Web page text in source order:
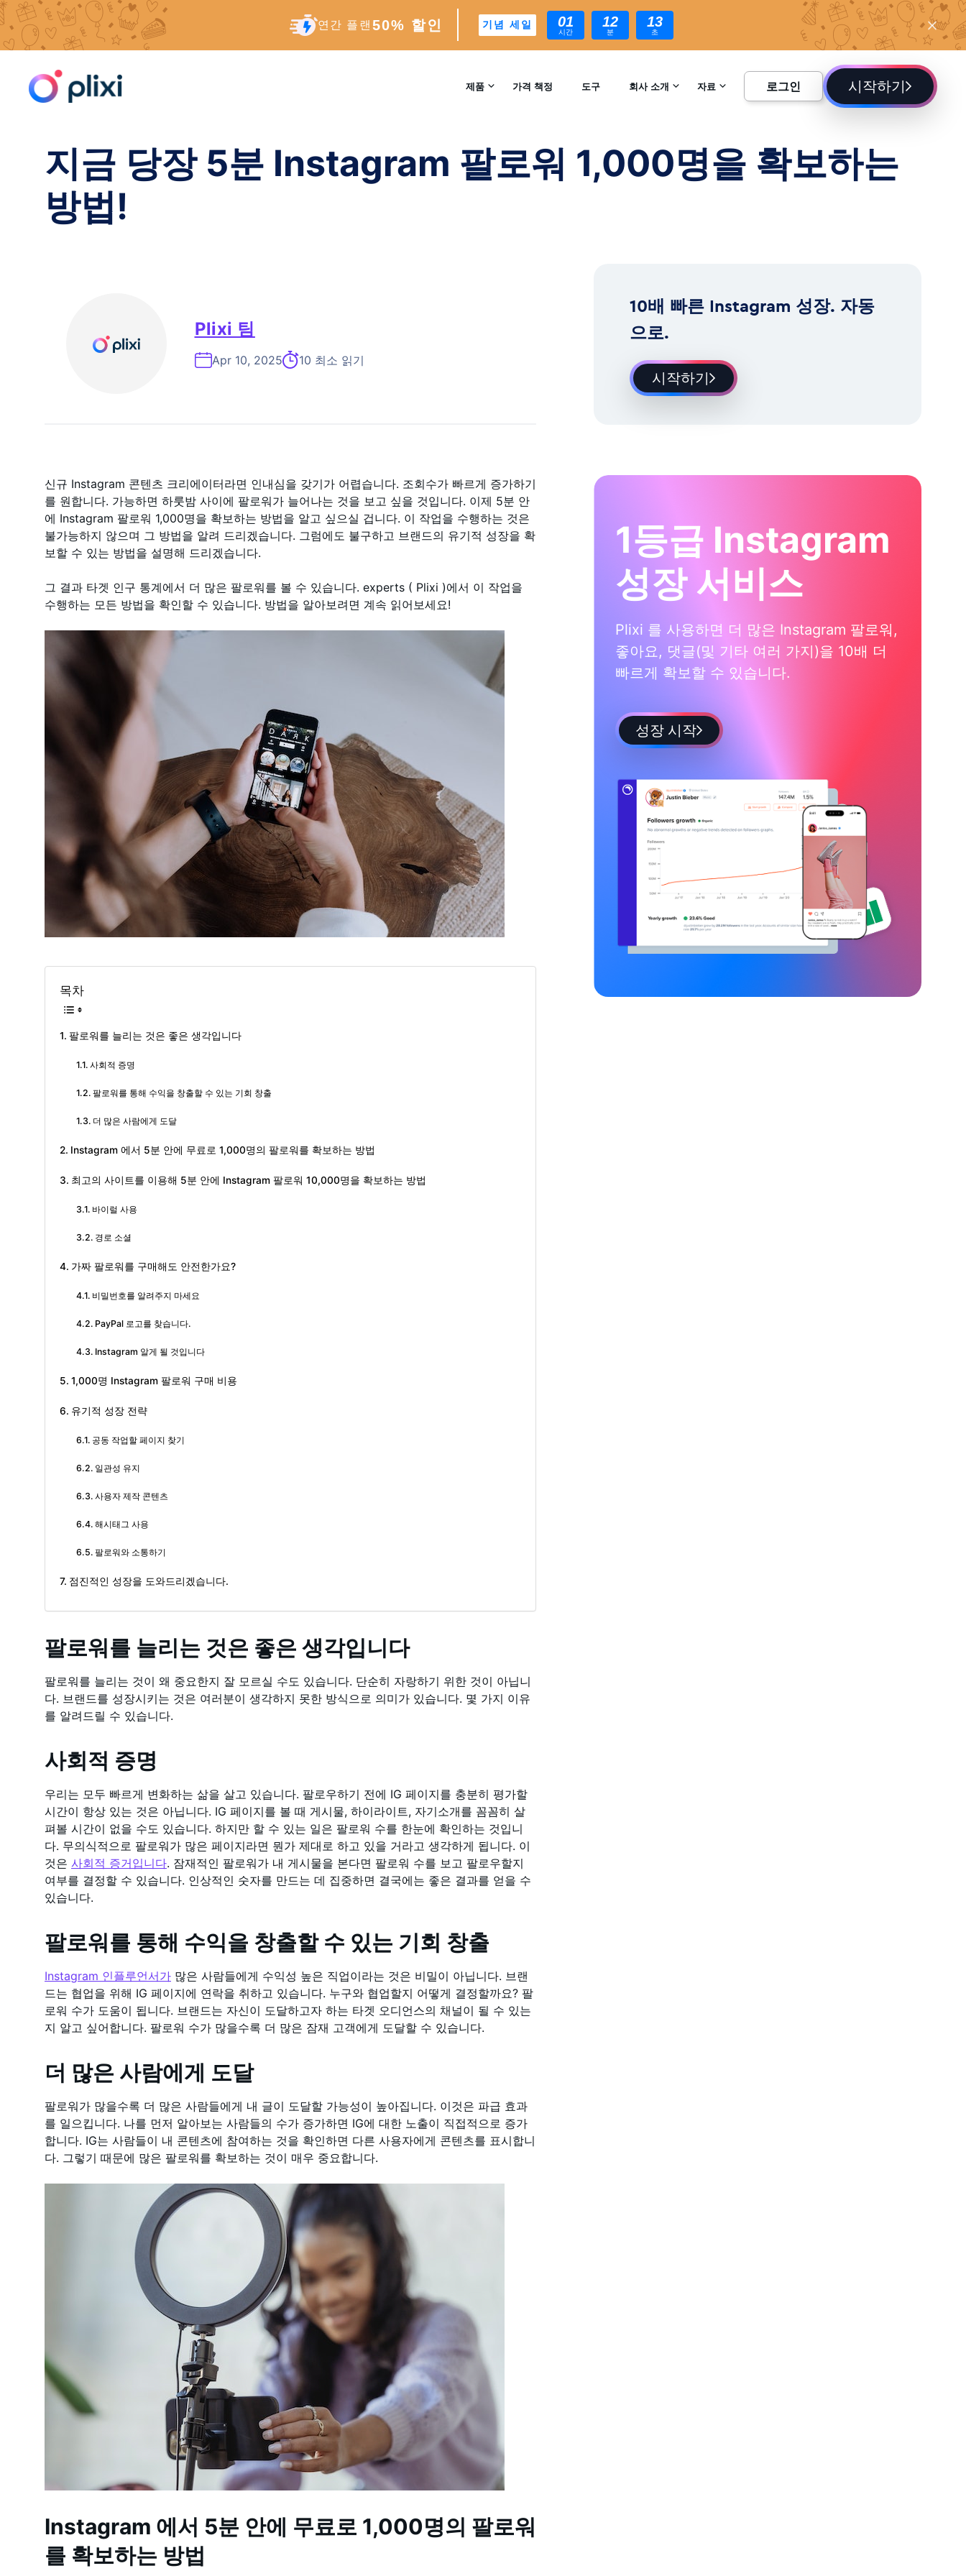
50% 할인
연간 플랜 기념 세일 01
시간
12
분
11
초
제품 가격 책정 도구 회사 소개
리뷰
자료
블로그
로그인 시작하기
홈/ 리소스 지금 바로 5분 안에 Instagram 팔로워 1,000명을 확보하는 방법!
지금 당장 5분 Instagram 팔로워 1,000명을 확보하는
방법!
Plixi 팀
Apr 10, 2025 10 최소 읽기
10배 빠른 Instagram 성장. 자동
으로.
시작하기
신규 Instagram 콘텐츠 크리에이터라면 인내심을 갖기가 어렵습니다. 조회수가 빠르게 증가하기
를 원합니다. 가능하면 하룻밤 사이에 팔로워가 늘어나는 것을 보고 싶을 것입니다. 이제 5분 안
에 Instagram 팔로워 1,000명을 확보하는 방법을 알고 싶으실 겁니다. 이 작업을 수행하는 것은
불가능하지 않으며 그 방법을 알려 드리겠습니다. 그럼에도 불구하고 브랜드의 유기적 성장을 확
보할 수 있는 방법을 설명해 드리겠습니다.
그 결과 타겟 인구 통계에서 더 많은 팔로워를 볼 수 있습니다. experts ( Plixi )에서 이 작업을
수행하는 모든 방법을 확인할 수 있습니다. 방법을 알아보려면 계속 읽어보세요!
목차
팔로워를 늘리는 것은 좋은 생각입니다
사회적 증명
팔로워를 통해 수익을 창출할 수 있는 기회 창출
더 많은 사람에게 도달
Instagram 에서 5분 안에 무료로 1,000명의 팔로워를 확보하는 방법
최고의 사이트를 이용해 5분 안에 Instagram 팔로워 10,000명을 확보하는 방법
바이럴 사용
경로 소셜
가짜 팔로워를 구매해도 안전한가요?
비밀번호를 알려주지 마세요
PayPal 로고를 찾습니다.
Instagram 알게 될 것입니다
1,000명 Instagram 팔로워 구매 비용
유기적 성장 전략
공동 작업할 페이지 찾기
일관성 유지
사용자 제작 콘텐츠
해시태그 사용
팔로워와 소통하기
점진적인 성장을 도와드리겠습니다.
팔로워를 늘리는 것은 좋은 생각입니다
팔로워를 늘리는 것이 왜 중요한지 잘 모르실 수도 있습니다. 단순히 자랑하기 위한 것이 아닙니
다. 브랜드를 성장시키는 것은 여러분이 생각하지 못한 방식으로 의미가 있습니다. 몇 가지 이유
를 알려드릴 수 있습니다.
사회적 증명
우리는 모두 빠르게 변화하는 삶을 살고 있습니다. 팔로우하기 전에 IG 페이지를 충분히 평가할
시간이 항상 있는 것은 아닙니다. IG 페이지를 볼 때 게시물, 하이라이트, 자기소개를 꼼꼼히 살
펴볼 시간이 없을 수도 있습니다. 하지만 할 수 있는 일은 팔로워 수를 한눈에 확인하는 것입니
다. 무의식적으로 팔로워가 많은 페이지라면 뭔가 제대로 하고 있을 거라고 생각하게 됩니다. 이
것은 사회적 증거입니다. 잠재적인 팔로워가 내 게시물을 본다면 팔로워 수를 보고 팔로우할지
여부를 결정할 수 있습니다. 인상적인 숫자를 만드는 데 집중하면 결국에는 좋은 결과를 얻을 수
있습니다.
팔로워를 통해 수익을 창출할 수 있는 기회 창출
Instagram 인플루언서가 많은 사람들에게 수익성 높은 직업이라는 것은 비밀이 아닙니다. 브랜
드는 협업을 위해 IG 페이지에 연락을 취하고 있습니다. 누구와 협업할지 어떻게 결정할까요? 팔
로워 수가 도움이 됩니다. 브랜드는 자신이 도달하고자 하는 타겟 오디언스의 채널이 될 수 있는
지 알고 싶어합니다. 팔로워 수가 많을수록 더 많은 잠재 고객에게 도달할 수 있습니다.
더 많은 사람에게 도달
팔로워가 많을수록 더 많은 사람들에게 내 글이 도달할 가능성이 높아집니다. 이것은 파급 효과
를 일으킵니다. 나를 먼저 알아보는 사람들의 수가 증가하면 IG에 대한 노출이 직접적으로 증가
합니다. IG는 사람들이 내 콘텐츠에 참여하는 것을 확인하면 다른 사용자에게 콘텐츠를 표시합니
다. 그렇기 때문에 많은 팔로워를 확보하는 것이 매우 중요합니다.
Instagram 에서 5분 안에 무료로 1,000명의 팔로워
를 확보하는 방법
1등급 Instagram
성장 서비스
Plixi 를 사용하면 더 많은 Instagram 팔로워,
좋아요, 댓글(및 기타 여러 가지)을 10배 더
빠르게 확보할 수 있습니다.
성장 시작